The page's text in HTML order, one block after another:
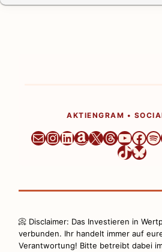
AKTIENGRAM •
Newsletter
Instagram
LinkedIn
Amazon
X Threads
TikTok
📀 Disclaimer: Das Investieren in
verbunden. Ihr handelt immer auf
Verantwortung! Bitte betreibt dabei